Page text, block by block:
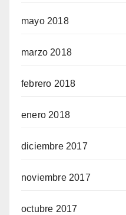
mayo 2018
marzo 2018
febrero 2018
enero 2018
diciembre 2017
noviembre 2017
octubre 2017